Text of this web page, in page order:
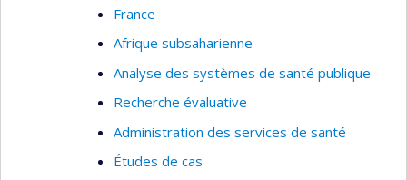
France
Afrique subsaharienne
Analyse des systèmes de santé publique
Recherche évaluative
Administration des services de santé
Études de cas